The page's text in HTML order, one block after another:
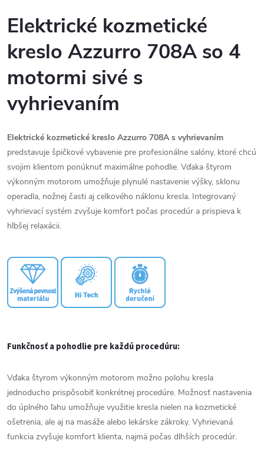
Elektrické kozmetické
kreslo Azzurro 708A so 4
motormi sivé s
vyhrievaním
Elektrické kozmetické kreslo Azzurro 708As vyhrievaním
predstavuje špičkové vybavenie pre profesionálne salóny, ktoré chcú
svojim klientom ponúknuť maximálne pohodlie. Vďaka štyrom
výkonným motorom umožňuje plynulé nastavenie výšky, sklonu
operadla, nožnej časti aj celkového náklonu kresla. Integrovaný
vyhrievací systém zvyšuje komfort počas procedúr a prispieva k
hlbšej relaxácii.
Funkčnosťapohodlie pre každúprocedúru:
Vďaka štyrom výkonným motorom možno polohu kresla
jednoducho prispôsobiť konkrétnej procedúre. Možnosť nastavenia
do úplného ľahu umožňuje využitie kresla nielen na kozmetické
ošetrenia, ale aj na masáže alebo lekárske zákroky. Vyhrievaná
funkcia zvyšuje komfort klienta, najmä počas dlhších procedúr.